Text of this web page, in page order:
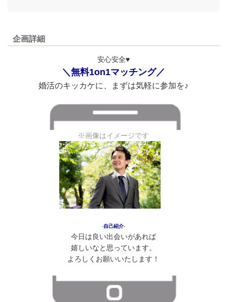
企画詳細
安心安全♥
＼無料1on1マッチング／
婚活のキッカケに、まずは気軽に参加を♪
※画像はイメージです
‐自己紹介‐
今日は良い出会いがあれば
嬉しいなと思っています。
よろしくお願いいたします！